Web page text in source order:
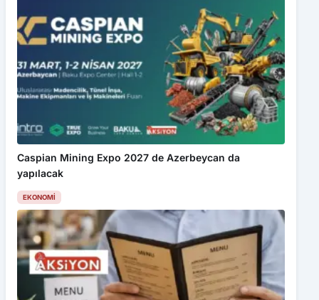
Caspian Mining Expo 2027 de Azerbeycan da
yapılacak
EKONOMI